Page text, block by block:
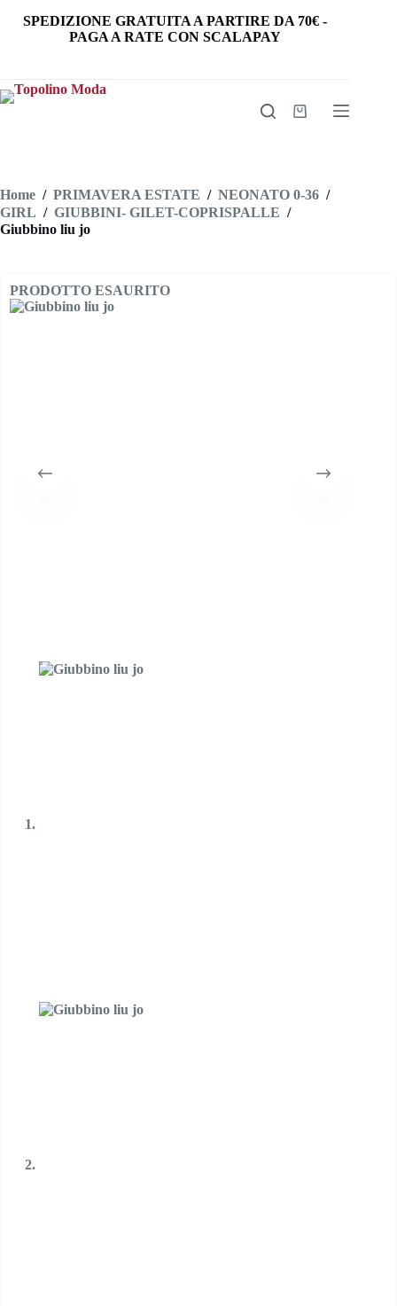
SPEDIZIONE GRATUITA A PARTIRE DA 70€ -
PAGA A RATE CON SCALAPAY
Carrello
Home / PRIMAVERA ESTATE / NEONATO 0-36 /
GIRL / GIUBBINI- GILET-COPRISPALLE /
Giubbino liu jo
PRODOTTO ESAURITO